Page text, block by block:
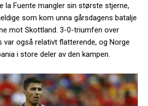
la Fuente mangler sin største stjerne,
som kom unna gårsdagens batalje
mot Skottland. 3-0-triumfen over
var også relativt flatterende, og Norge
i store deler av den kampen.